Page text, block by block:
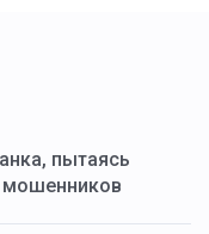
пытаясь
мошенников